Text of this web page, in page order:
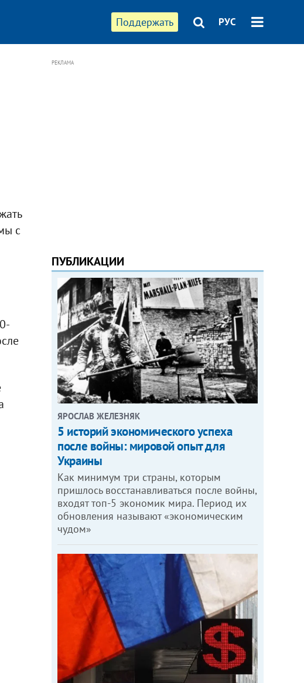
Поддержать РУС
с
РЕКЛАМА
ПУБЛИКАЦИИ
ЯРОСЛАВ ЖЕЛЕЗНЯК
5 историй экономического успеха
после войны: мировой опыт для
Украины
Как минимум три страны, которым
пришлось восстанавливаться после войны,
входят топ-5 экономик мира. Период их
обновления называют «экономическим
чудом»